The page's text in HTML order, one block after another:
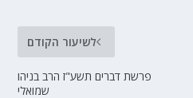
לשיעור הקודם
פרשת דברים תשע"ז הרב בניהו
שמואלי